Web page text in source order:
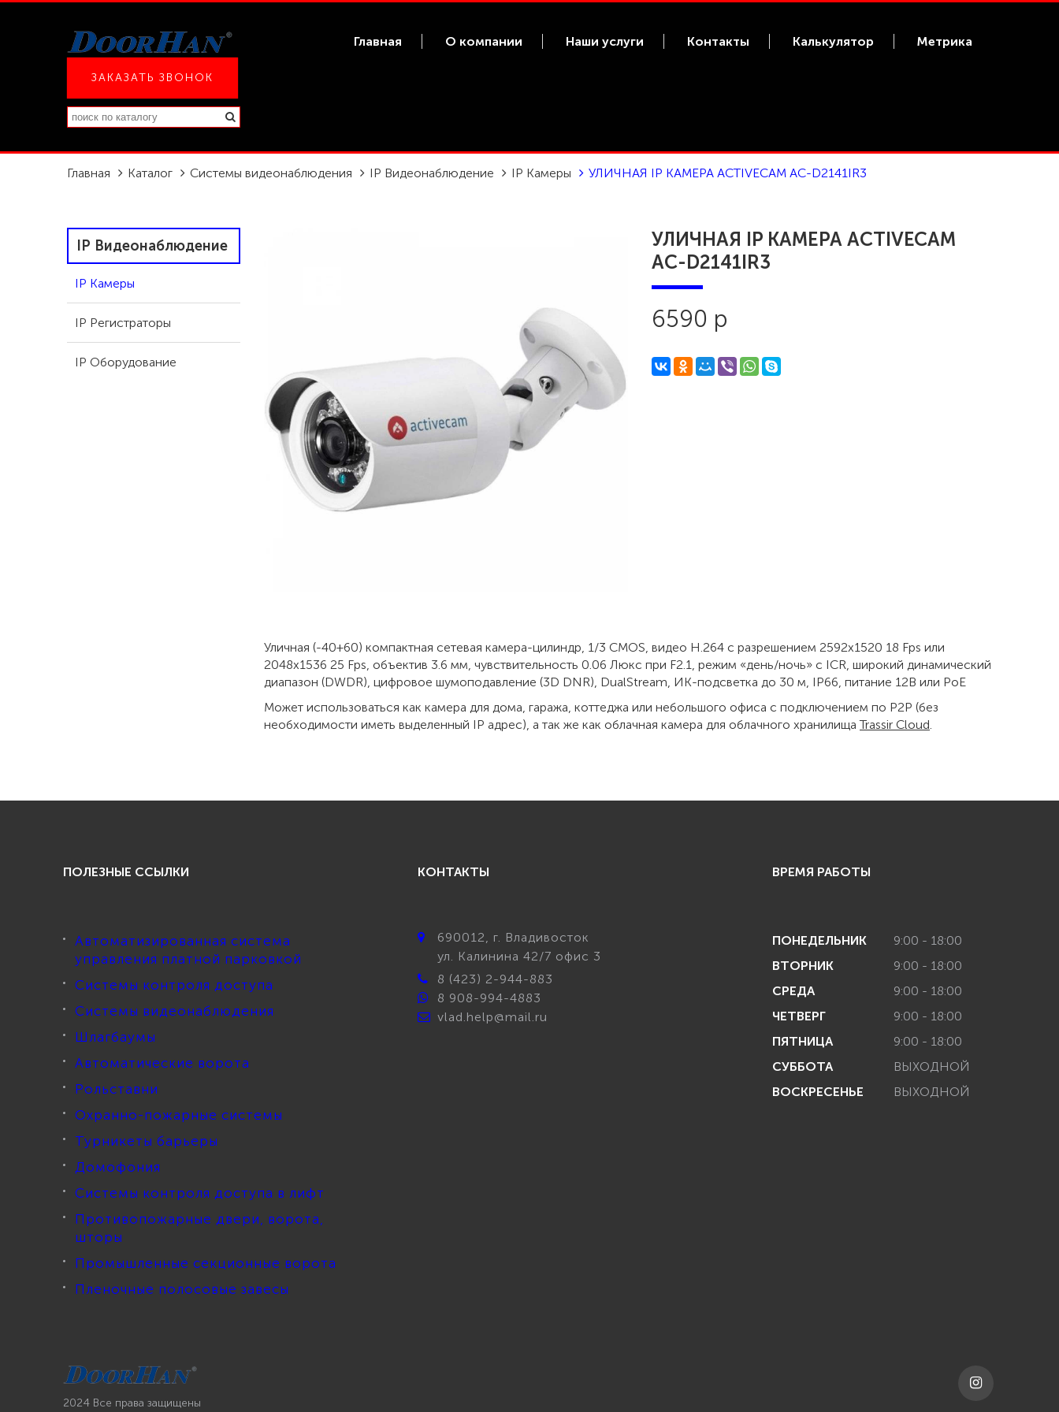
Главная О компании Наши услуги Контакты Калькулятор Метрика
ЗАКАЗАТЬ ЗВОНОК
Главная Каталог Системы видеонаблюдения IP Видеонаблюдение IP Камеры УЛИЧНАЯ IP КАМЕРА ACTIVECAM AC-D2141IR3
IP Видеонаблюдение
IP Камеры
IP Регистраторы
IP Оборудование
УЛИЧНАЯ IP КАМЕРА ACTIVECAM
AC-D2141IR3
6590 р
Уличная (-40+60) компактная сетевая камера-цилиндр, 1/3 CMOS, видео H.264 с разрешением 2592x1520 18 Fps или
2048x1536 25 Fps, объектив 3.6 мм, чувствительность 0.06 Люкс при F2.1, режим «день/ночь» с ICR, широкий динамический
диапазон (DWDR), цифровое шумоподавление (3D DNR), DualStream, ИК-подсветка до 30 м, IP66, питание 12В или PoE
Может использоваться как камера для дома, гаража, коттеджа или небольшого офиса с подключением по P2P (без
необходимости иметь выделенный IP адрес), а так же как облачная камера для облачного хранилищаTrassir Cloud.
ПОЛЕЗНЫЕ ССЫЛКИ
Автоматизированная система
управления платной парковкой
Системы контроля доступа
Системы видеонаблюдения
Шлагбаумы
Автоматические ворота
Рольставни
Охранно-пожарные системы
Турникеты барьеры
Домофония
Системы контроля доступа в лифт
Противопожарные двери, ворота,
шторы
Промышленные секционные ворота
Пленочные полосовые завесы
КОНТАКТЫ
690012, г. Владивосток
ул. Калинина 42/7 офис 3
8 (423) 2-944-883
8 908-994-4883
vlad.help@mail.ru
ВРЕМЯ РАБОТЫ
ПОНЕДЕЛЬНИК
9:00 - 18:00
ВТОРНИК
9:00 - 18:00
СРЕДА
9:00 - 18:00
ЧЕТВЕРГ
9:00 - 18:00
ПЯТНИЦА
9:00 - 18:00
СУББОТА
ВЫХОДНОЙ
ВОСКРЕСЕНЬЕ
ВЫХОДНОЙ
2024 Все права защищены